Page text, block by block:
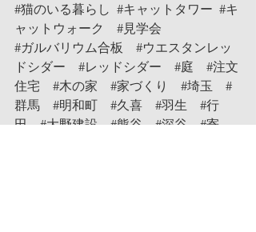
#猫のいる暮らし #キャットタワー #キ
ャットウォーク
#見学会
#ガルバリウム合板
#ウエスタンレッ
ドシダー
#レッドシダー #庭
#注文
住宅
#木の家 #家づくり #埼玉
#
群馬
#明和町 #久喜 #羽生
#行
田
#大野建設 #熊谷 #深谷
#寄